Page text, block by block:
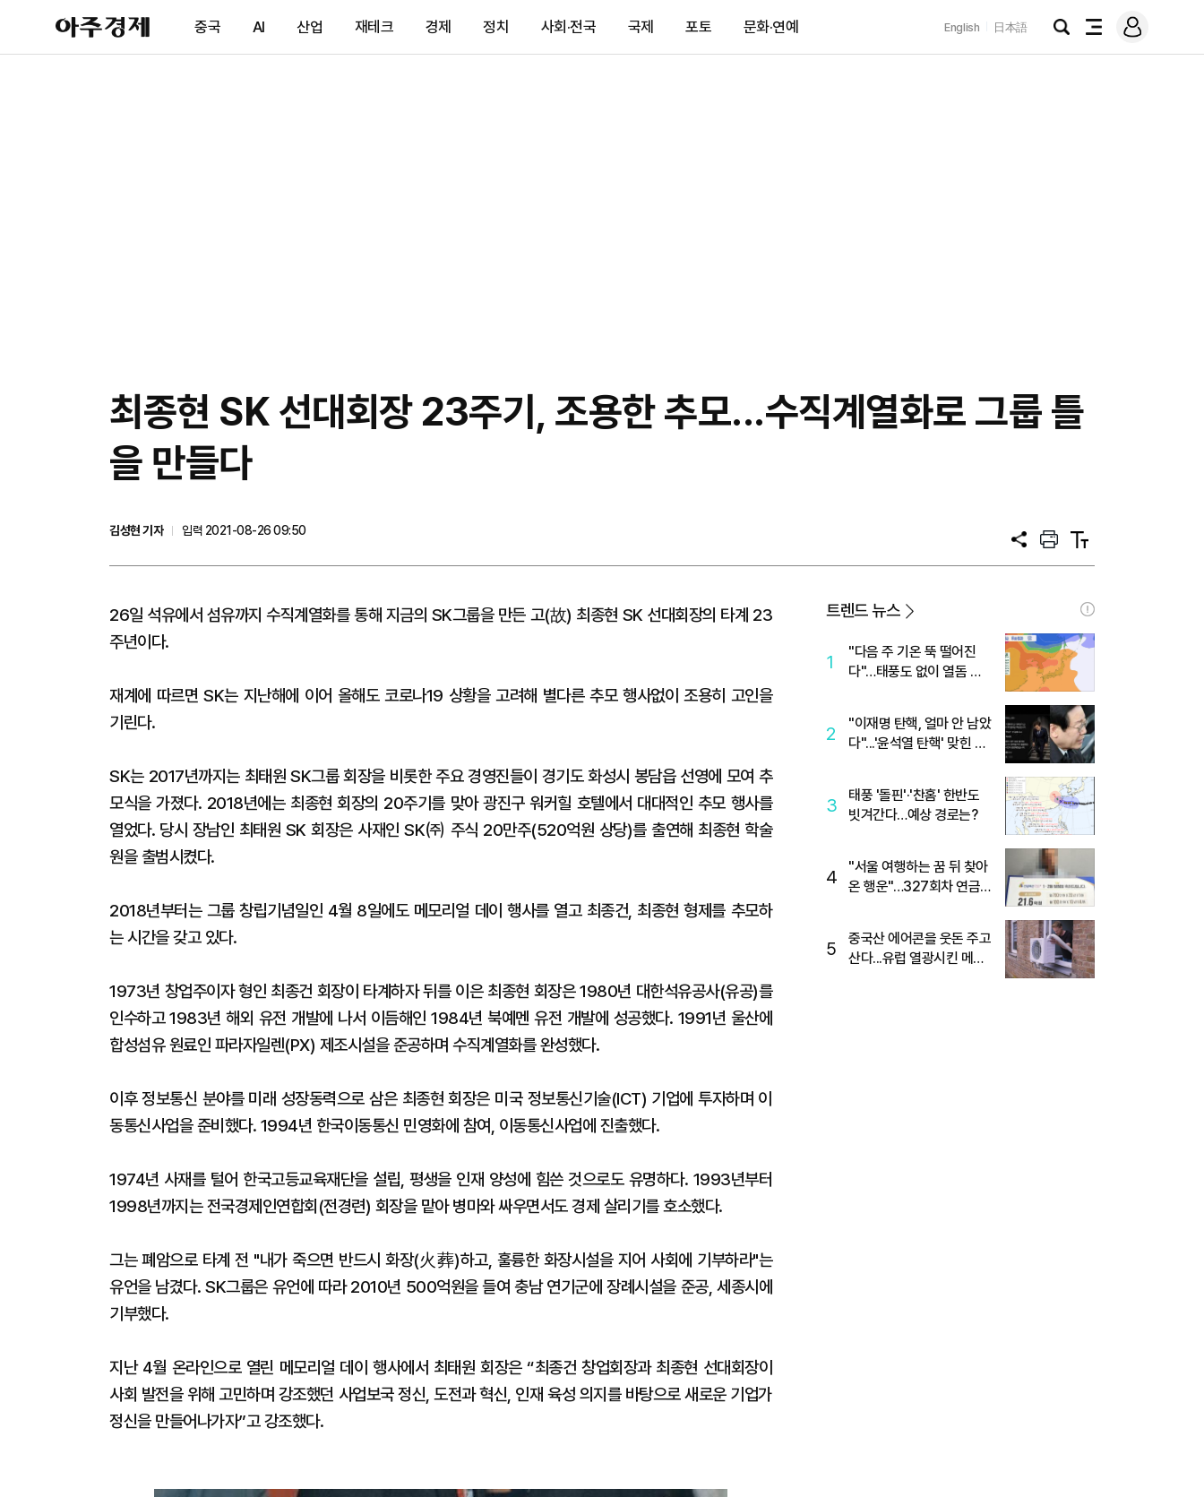
아
주
제
중국 AI 산업 재테크 경제 정치 사회·전국 국제 포토 문화·연예 English 日本語
검
전
메
그
최종현 SK 선대회장 23주기, 조용한 추모...수직계열화로 그룹 틀
을 만들다
김성현 기자
입력 2021-08-26 09:50
공
프
트
텍
트
26일 석유에서 섬유까지 수직계열화를 통해 지금의 SK그룹을 만든 고(故) 최종현 SK 선대회장의 타계 23
주년이다.
재계에 따르면 SK는 지난해에 이어 올해도 코로나19 상황을 고려해 별다른 추모 행사없이 조용히 고인을
기린다.
SK는 2017년까지는 최태원 SK그룹 회장을 비롯한 주요 경영진들이 경기도 화성시 봉담읍 선영에 모여 추
모식을 가졌다. 2018년에는 최종현 회장의 20주기를 맞아 광진구 워커힐 호텔에서 대대적인 추모 행사를
열었다. 당시 장남인 최태원 SK 회장은 사재인 SK㈜ 주식 20만주(520억원 상당)를 출연해 최종현 학술
원을 출범시켰다.
2018년부터는 그룹 창립기념일인 4월 8일에도 메모리얼 데이 행사를 열고 최종건, 최종현 형제를 추모하
는 시간을 갖고 있다.
1973년 창업주이자 형인 최종건 회장이 타계하자 뒤를 이은 최종현 회장은 1980년 대한석유공사(유공)를
인수하고 1983년 해외 유전 개발에 나서 이듬해인 1984년 북예멘 유전 개발에 성공했다. 1991년 울산에
합성섬유 원료인 파라자일렌(PX) 제조시설을 준공하며 수직계열화를 완성했다.
이후 정보통신 분야를 미래 성장동력으로 삼은 최종현 회장은 미국 정보통신기술(ICT) 기업에 투자하며 이
동통신사업을 준비했다. 1994년 한국이동통신 민영화에 참여, 이동통신사업에 진출했다.
1974년 사재를 털어 한국고등교육재단을 설립, 평생을 인재 양성에 힘쓴 것으로도 유명하다. 1993년부터
1998년까지는 전국경제인연합회(전경련) 회장을 맡아 병마와 싸우면서도 경제 살리기를 호소했다.
그는 폐암으로 타계 전 "내가 죽으면 반드시 화장(火葬)하고, 훌륭한 화장시설을 지어 사회에 기부하라"는
유언을 남겼다. SK그룹은 유언에 따라 2010년 500억원을 들여 충남 연기군에 장례시설을 준공, 세종시에
기부했다.
지난 4월 온라인으로 열린 메모리얼 데이 행사에서 최태원 회장은 “최종건 창업회장과 최종현 선대회장이
사회 발전을 위해 고민하며 강조했던 사업보국 정신, 도전과 혁신, 인재 육성 의지를 바탕으로 새로운 기업가
정신을 만들어나가자”고 강조했다.
트렌드 뉴스
1
"다음 주 기온 뚝 떨어진
다"…태풍도 없이 열돔 박
2
"이재명 탄핵, 얼마 안 남았
다"...'윤석열 탄핵' 맞힌 무
3
태풍 '돌핀'·'찬홈' 한반도
빗겨간다…예상 경로는?
4
"서울 여행하는 꿈 뒤 찾아
온 행운"…327회차 연금
5
중국산 에어콘을 웃돈 주고
산다...유럽 열광시킨 메이